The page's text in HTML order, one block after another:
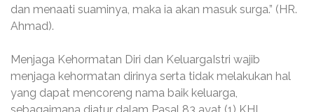
dan menaati suaminya, maka ia akan masuk surga.” (HR.
Ahmad).
Menjaga Kehormatan Diri dan KeluargaIstri wajib
menjaga kehormatan dirinya serta tidak melakukan hal
yang dapat mencoreng nama baik keluarga,
sebagaimana diatur dalam Pasal 83 ayat (1) KHI.